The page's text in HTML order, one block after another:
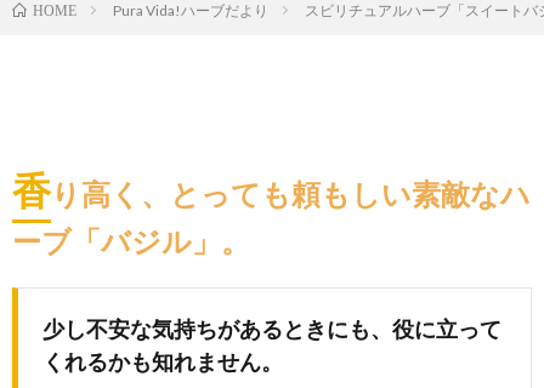
HOME Pura Vida!ハーブだより スビリチュアルハーブ「スイートバ
香り高く、とっても頼もしい素敵なハ
ーブ「バジル」。
少し不安な気持ちがあるときにも、役に立って
くれるかも知れません。